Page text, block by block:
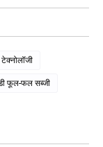
फूल-फल सब्जी